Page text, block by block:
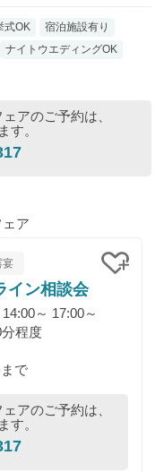
式OK
宿泊施設有り
ナイトウエディングOK
アのご予約は、
す。
ア
宴
イン相談会
～ 17:00～
程度
で
アのご予約は、
す。